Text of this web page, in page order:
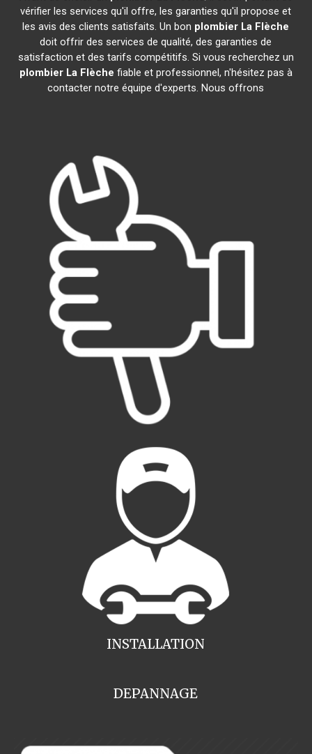
vérifier les services qu'il offre, les garanties qu'il propose et
les avis des clients satisfaits. Un bon plombier La Flèche
doit offrir des services de qualité, des garanties de
satisfaction et des tarifs compétitifs. Si vous recherchez un
plombier La Flèche fiable et professionnel, n'hésitez pas à
contacter notre équipe d'experts. Nous offrons
INSTALLATION
DEPANNAGE